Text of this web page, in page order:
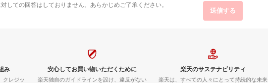
しての回答はしておりません。あらかじめご了承ください。
送信する
み
クレジッ
安心してお買い物いただくために
楽天独自のガイドラインを設け、違反がない
楽天のサステナビリティ
楽天は、すべての人々にとって持続的な未来